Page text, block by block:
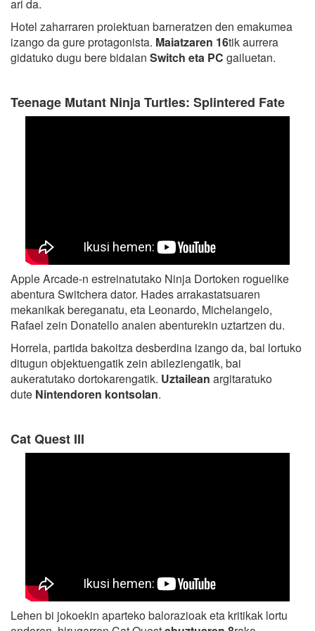
ari da.
Hotel zaharraren proiektuan barneratzen den emakumea
izango da gure protagonista. Maiatzaren 16tik aurrera
gidatuko dugu bere bidaian Switch eta PC gailuetan.
Teenage Mutant Ninja Turtles: Splintered Fate
Apple Arcade-n estreinatutako Ninja Dortoken roguelike
abentura Switchera dator. Hades arrakastatsuaren
mekanikak bereganatu, eta Leonardo, Michelangelo,
Rafael zein Donatello anaien abenturekin uztartzen du.
Horrela, partida bakoitza desberdina izango da, bai lortuko
ditugun objektuengatik zein abileziengatik, bai
aukeratutako dortokarengatik. Uztailean argitaratuko
dute Nintendoren kontsolan.
Cat Quest III
Lehen bi jokoekin aparteko balorazioak eta kritikak lortu